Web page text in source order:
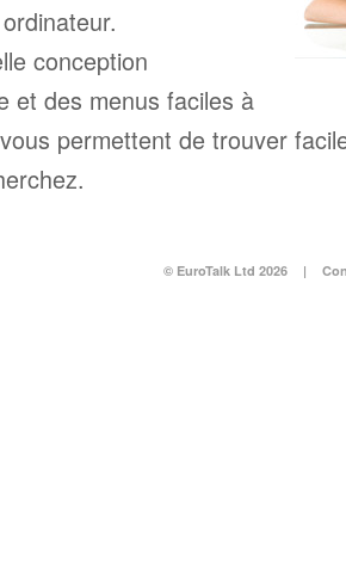
conception
et des menus faciles à
permettent de trouver
© EuroTalk Ltd 2026 |